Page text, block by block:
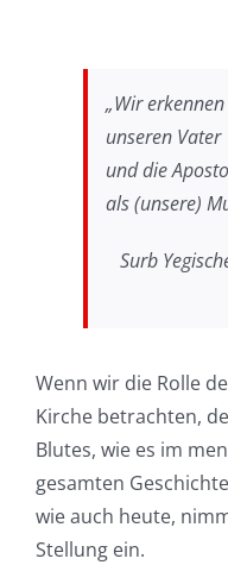
„Wir
unseren Vater
und die
als (unsere)
Surb
Wenn wir die Rolle
Kirche betrachten,
Blutes, wie es im
gesamten
wie auch heute,
Stellung ein.